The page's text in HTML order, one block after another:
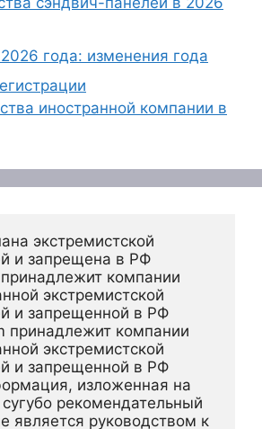
года: изменения года
иностранной компании в
экстремистской
и запрещена в РФ
компании
экстремистской
и запрещенной в РФ
принадлежит компании
экстремистской
и запрещенной в РФ
изложенная на
сугубо рекомендательный
является руководством к